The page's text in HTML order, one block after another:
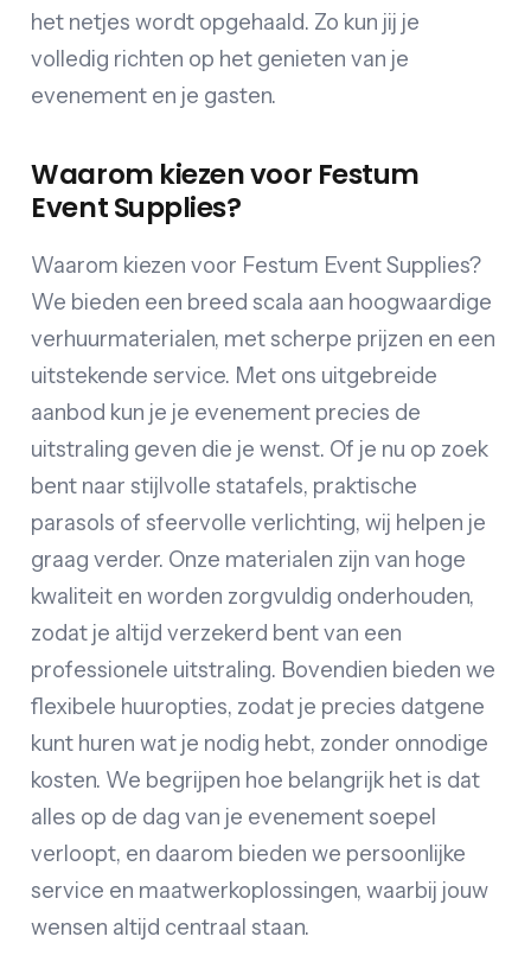
het netjes wordt opgehaald. Zo kun jij je
volledig richten op het genieten van je
evenement en je gasten.
Waarom kiezen voor Festum
Event Supplies?
Waarom kiezen voor Festum Event Supplies?
We bieden een breed scala aan hoogwaardige
verhuurmaterialen, met scherpe prijzen en een
uitstekende service. Met ons uitgebreide
aanbod kun je je evenement precies de
uitstraling geven die je wenst. Of je nu op zoek
bent naar stijlvolle statafels, praktische
parasols of sfeervolle verlichting, wij helpen je
graag verder. Onze materialen zijn van hoge
kwaliteit en worden zorgvuldig onderhouden,
zodat je altijd verzekerd bent van een
professionele uitstraling. Bovendien bieden we
flexibele huuropties, zodat je precies datgene
kunt huren wat je nodig hebt, zonder onnodige
kosten. We begrijpen hoe belangrijk het is dat
alles op de dag van je evenement soepel
verloopt, en daarom bieden we persoonlijke
service en maatwerkoplossingen, waarbij jouw
wensen altijd centraal staan.